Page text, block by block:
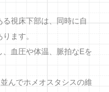
視床下部は、同時に自
ます。
血圧や体温、脈拍なEを
んでホメオスタシスの維